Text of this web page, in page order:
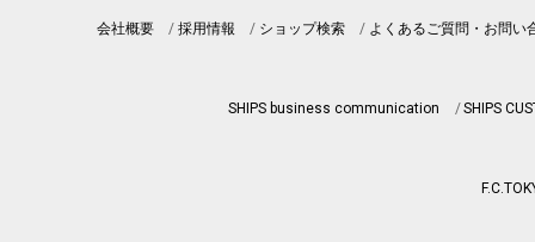
会社概要 採用情報 ショップ検索 よくあるご質問・お問い
SHIPS business communication SHIPS